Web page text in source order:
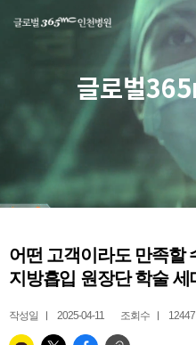
글로벌
어떤 고객이라도 만족할
지방흡입 원장단 학술 세
작성일 2025-04-11 조회수 12447